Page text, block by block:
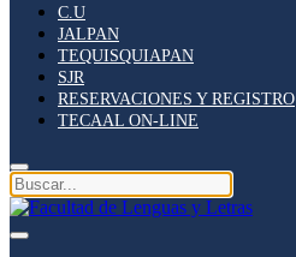
C.U
JALPAN
TEQUISQUIAPAN
SJR
RESERVACIONES Y REGISTRO
TECAAL ON-LINE